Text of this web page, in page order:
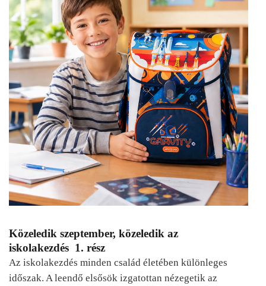
Közeledik szeptember, közeledik az
iskolakezdés 1. rész
Az iskolakezdés minden család életében különleges
időszak. A leendő elsősök izgatottan nézegetik az